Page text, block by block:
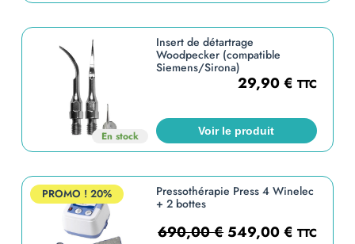
En stock
Insert de détartrage
Woodpecker (compatible
Siemens/Sirona)
29,90€ TTC
Voir le produit
PROMO ! 20%
Pressothérapie Press 4 Winelec
+ 2 bottes
690,00€ 549,00€ TTC